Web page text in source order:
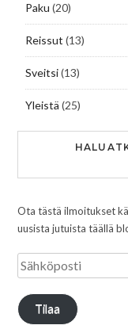
Paku (20)
Reissut (13)
Sveitsi(13)
Yleistä (25)
Ota tästä ilmoitukset
uusista jutuista täällä
Tilaa